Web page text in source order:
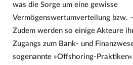
was die Sorge um eine gewisse
Vermögenswertumverteilung bzw.
Zudem werden so einige Akteure
Zugangs zum Bank- und
sogenannte »Offshoring-